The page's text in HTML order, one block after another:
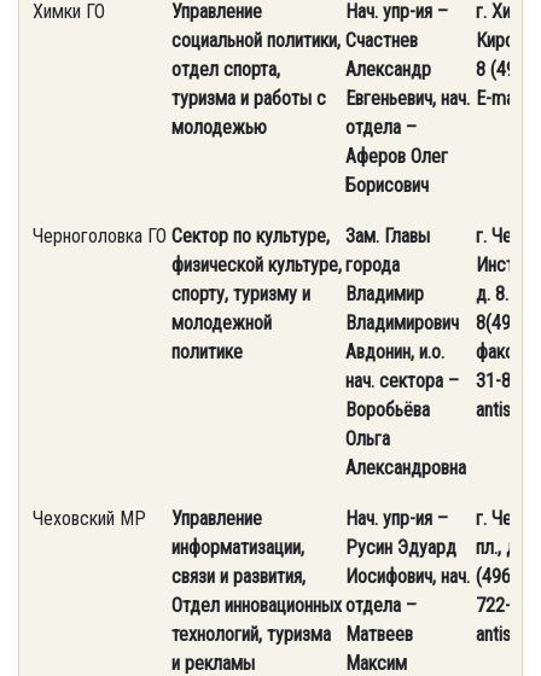
Химки ГО
Управление
социальной политики,
отдел спорта,
туризма и работы с
молодежью
Нач. упр-ия –
Счастнев
Александр
Евгеньевич, нач.
отдела –
Аферов Олег
Борисович
г.
8 (495)
E-mail:
Черноголовка ГО Сектор по культуре,
физической культуре,
спорту, туризму и
молодежной
политике
Зам. Главы
города
Владимир
Владимирович
Авдонин, и.о.
нач. сектора –
Воробьёва
Ольга
Александровна
г.
д. 8.
факс:
31-88.
Чеховский МР
Управление
информатизации,
связи и развития,
Отдел инновационных
технологий, туризма
и рекламы
Нач. упр-ия –
Русин Эдуард
Иосифович, нач.
отдела –
Матвеев
Максим
г.
пл., д.
(496)
722-11-